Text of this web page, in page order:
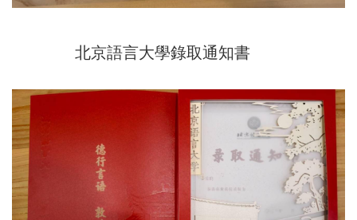
北京語言大學錄取通知書